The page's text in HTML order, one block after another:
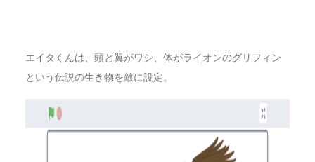
エイタくんは、頭と翼がワシ、体がライオンのグリフィン
という伝説の生き物を敵に設定。